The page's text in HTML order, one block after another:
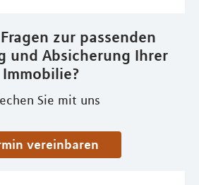
zur passenden
und Absicherung Ihrer
Immobilie?
Sie mit uns
vereinbaren